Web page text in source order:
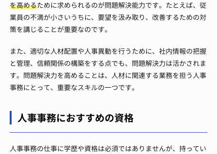
を高めるために求められるのが問題解決能力です。たとえば、従
業員の不満が小さいうちに、要望を汲み取り、改善するための対
策を講じることが重要なのです。
また、適切な人材配置や人事異動を行うために、社内情報の把握
と管理、信頼関係の構築をする点でも、問題解決力は活かされま
す。問題解決力を高めることは、人材に関連する業務を担う人事
事務にとって、重要なスキルの一つです。
人事事務におすすめの資格
人事事務の仕事に学歴や資格は必須ではありませんが、持ってい